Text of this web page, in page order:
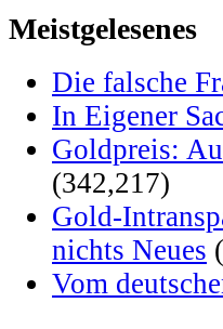
Meistgelesenes
Die falsche
In Eigener
Goldpreis:
(342,217)
Gold-
nichts Neues
Vom